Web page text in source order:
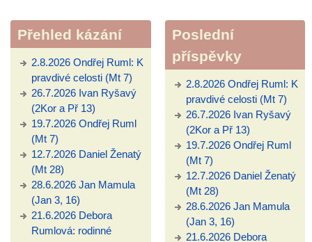
Přehled kázání
2.8.2026 Ondřej Ruml: K
pravdivé celosti (Mt 7)
26.7.2026 Ivan Ryšavý
(2Kor a Př 13)
19.7.2026 Ondřej Ruml
(Mt 7)
12.7.2026 Daniel Ženatý
(Mt 28)
28.6.2026 Jan Mamula
(Jan 3, 16)
21.6.2026 Debora
Rumlová: rodinné
Poslední
příspěvky
2.8.2026 Ondřej Ruml: K
pravdivé celosti (Mt 7)
26.7.2026 Ivan Ryšavý
(2Kor a Př 13)
19.7.2026 Ondřej Ruml
(Mt 7)
12.7.2026 Daniel Ženatý
(Mt 28)
28.6.2026 Jan Mamula
(Jan 3, 16)
21.6.2026 Debora